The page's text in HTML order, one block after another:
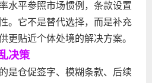
水平参照市场惯例，条款设置
。它不是替代选择，而是补充
更贴近个体处境的解决方案。
决策
是仓促签字、模糊条款、后续